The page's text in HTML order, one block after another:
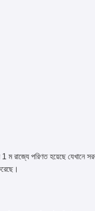
ম রাজ্যে পরিণত হয়েছে যেখানে